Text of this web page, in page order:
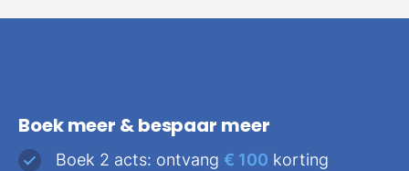
Boek meer & bespaar meer
Boek 2 acts: ontvang € 100 korting